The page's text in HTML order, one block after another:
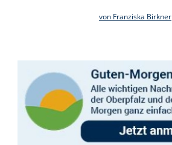
von Franziska Birkner